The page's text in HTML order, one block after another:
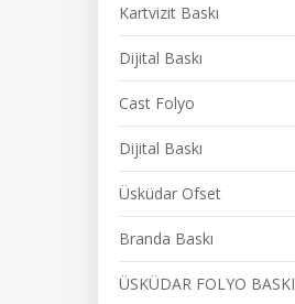
Kartvizit Baskı
Dijital Baskı
Cast Folyo
Dijital Baskı
Üsküdar Ofset
Branda Baskı
ÜSKÜDAR FOLYO BASKI